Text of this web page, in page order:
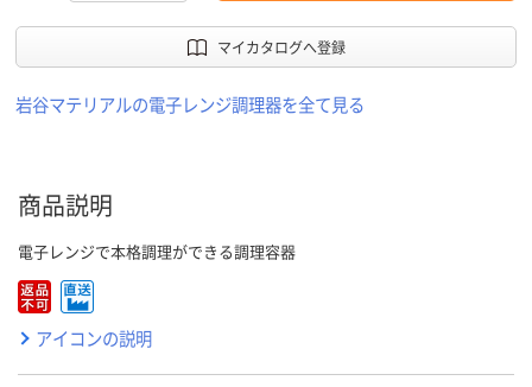
マイカタログへ登録
岩谷マテリアルの電子レンジ調理器を全て見る
商品説明
電子レンジで本格調理ができる調理容器
アイコンの説明